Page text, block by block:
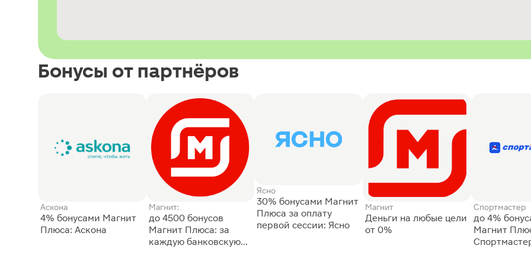
Бонусы от партнёров
Аскона
4% бонусами Магнит
Плюса: Аскона
Магнит:
до 4500 бонусов
Магнит Плюса: за
каждую банковскую
Ясно
30% бонусами Магнит
Плюса за оплату
первой сессии: Ясно
Магнит
Деньги на любые цели
от 0%
Спортмастер
до 4%
Магнит